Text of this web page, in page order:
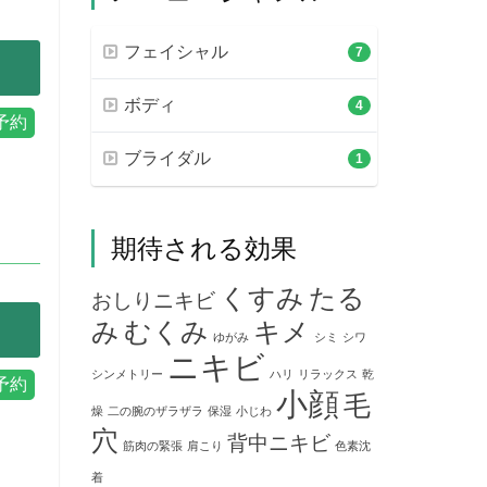
フェイシャル 7
ボディ 4
ブライダル 1
期待される効果
おしりニキビ くすみ たる
み むくみ ゆがみ キメ シミ シワ
シンメトリー ニキビ ハリ リラックス 乾
燥 二の腕のザラザラ 保湿 小じわ 小顔毛
穴 筋肉の緊張 肩こり 背中ニキビ 色素沈
着